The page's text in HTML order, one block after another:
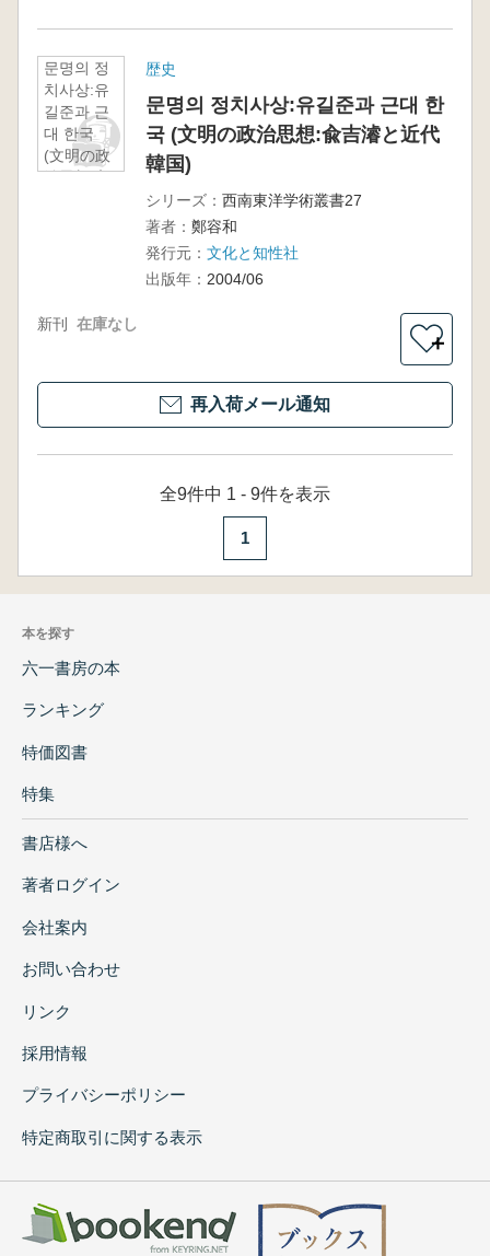
문명의 정
치사상:유
길준과 근
대 한국
(文明の政
治思想:兪
歴史
문명의 정치사상:유길준과 근대 한
국 (文明の政治思想:兪吉濬と近代
韓国)
シリーズ： 西南東洋学術叢書27
著者： 鄭容和
発行元： 文化と知性社
出版年： 2004/06
新刊 在庫なし
＋
再入荷メール通知
全9件中 1 - 9件を表示
1
本を探す
六一書房の本
ランキング
特価図書
特集
書店様へ
著者ログイン
会社案内
お問い合わせ
リンク
採用情報
プライバシーポリシー
特定商取引に関する表示